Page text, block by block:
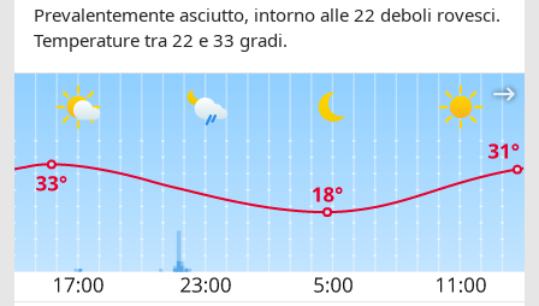
Prevalentemente asciutto, intorno alle 22 deboli rovesci.
Temperature tra 22 e 33 gradi.